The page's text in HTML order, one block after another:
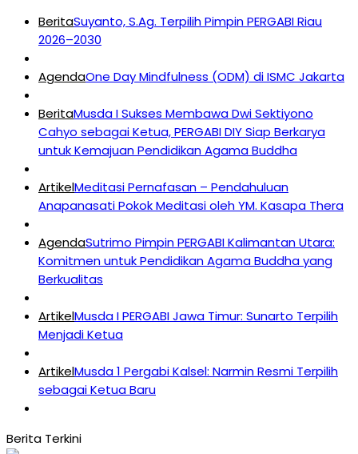
BeritaSuyanto, S.Ag. Terpilih Pimpin PERGABI Riau
2026–2030
AgendaOne Day Mindfulness (ODM) di ISMC Jakarta
BeritaMusda I Sukses Membawa Dwi Sektiyono
Cahyo sebagai Ketua, PERGABI DIY Siap Berkarya
untuk Kemajuan Pendidikan Agama Buddha
ArtikelMeditasi Pernafasan – Pendahuluan
Anapanasati Pokok Meditasi oleh YM. Kasapa Thera
AgendaSutrimo Pimpin PERGABI Kalimantan Utara:
Komitmen untuk Pendidikan Agama Buddha yang
Berkualitas
ArtikelMusda I PERGABI Jawa Timur: Sunarto Terpilih
Menjadi Ketua
ArtikelMusda 1 Pergabi Kalsel: Narmin Resmi Terpilih
sebagai Ketua Baru